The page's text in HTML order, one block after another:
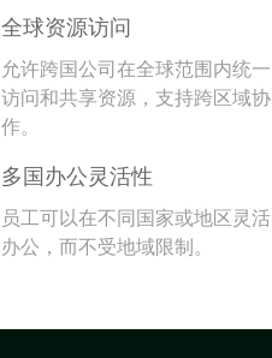
全球资源访问
允许跨国公司在全球范围内统一
访问和共享资源，支持跨区域协
作。
多国办公灵活性
员工可以在不同国家或地区灵活
办公，而不受地域限制。